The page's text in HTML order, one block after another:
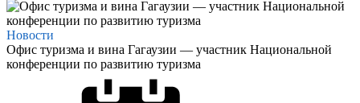
Новости
Офис туризма и вина Гагаузии — участник Национальной
конференции по развитию туризма